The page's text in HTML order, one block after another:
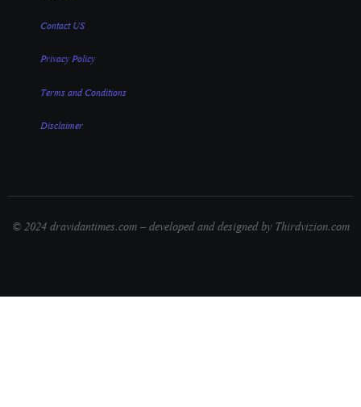
Contact US
Privacy Policy
Terms and Conditions
Disclaimer
© 2024 dravidantimes.com – developed and designed by Thirdvizion.com